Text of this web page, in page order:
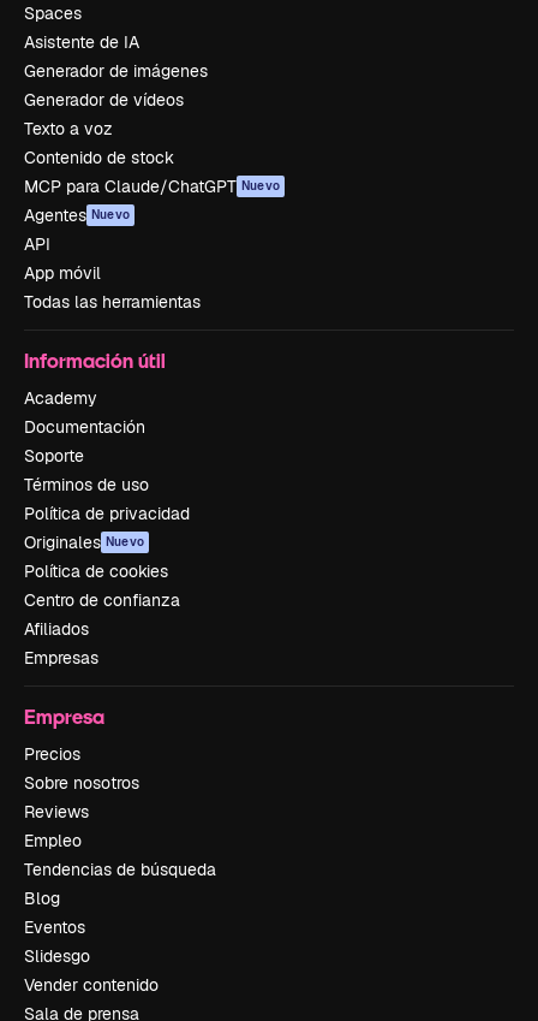
Spaces
Asistente de IA
Generador de imágenes
Generador de vídeos
Texto a voz
Contenido de stock
MCP para Claude/ChatGPT Nuevo
Agentes Nuevo
API
App móvil
Todas las herramientas
Información útil
Academy
Documentación
Soporte
Términos de uso
Política de privacidad
Originales Nuevo
Política de cookies
Centro de confianza
Afiliados
Empresas
Empresa
Precios
Sobre nosotros
Reviews
Empleo
Tendencias de búsqueda
Blog
Eventos
Slidesgo
Vender contenido
Sala de prensa